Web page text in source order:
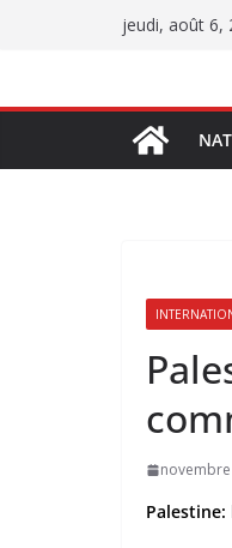
jeudi, août 6,
novembre